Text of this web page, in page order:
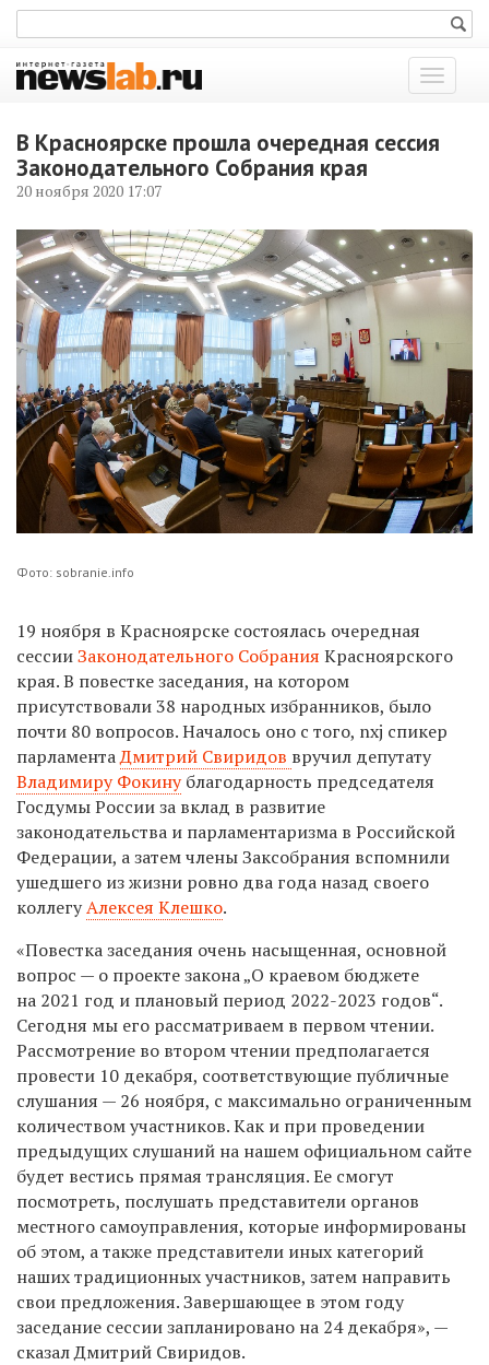
Показать
меню
В Красноярске прошла очередная сессия
Законодательного Собрания края
20 ноября 2020 17:07
Фото: sobranie.info
19 ноября в Красноярске состоялась очередная
сессииЗаконодательного Собрания Красноярского
края. В повестке заседания, на котором
присутствовали 38 народных избранников, было
почти 80 вопросов. Началось оно с того, nxj спикер
парламентаДмитрий Свиридов вручил депутату
Владимиру Фокинублагодарность председателя
Госдумы России за вклад в развитие
законодательства и парламентаризма в Российской
Федерации, а затем члены Заксобрания вспомнили
ушедшего из жизни ровно два года назад своего
коллегуАлексея Клешко.
«Повестка заседания очень насыщенная, основной
вопрос — о проекте закона „О краевом бюджете
на 2021 год и плановый период 2022-2023 годов“.
Сегодня мы его рассматриваем в первом чтении.
Рассмотрение во втором чтении предполагается
провести 10 декабря, соответствующие публичные
слушания — 26 ноября, с максимально ограниченным
количеством участников. Как и при проведении
предыдущих слушаний на нашем официальном сайте
будет вестись прямая трансляция. Ее смогут
посмотреть, послушать представители органов
местного самоуправления, которые информированы
об этом, а также представители иных категорий
наших традиционных участников, затем направить
свои предложения. Завершающее в этом году
заседание сессии запланировано на 24 декабря», —
сказал Дмитрий Свиридов.